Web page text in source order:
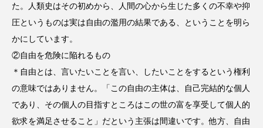
た。人類史はその初めから、人間の心から生じた多くの不幸や抑
圧というものは実は自由の濫用の結果である、ということを明ら
かにしています。
②自由を危険に陥れるもの
＊自由とは、言いたいことを言い、したいことをするという権利
の意味ではありません。「この自由の主体は、自己完結的な個人
であり、その個人の目指すところはこの世の富を享受して個人的
欲求を満足させること」だという主張は間違いです。他方、自由